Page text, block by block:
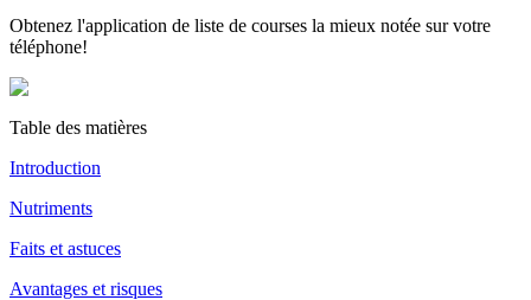
Obtenez l'application de liste de courses la mieux notée sur votre
téléphone!
Table des matières
Introduction
Nutriments
Faits et astuces
Avantages et risques